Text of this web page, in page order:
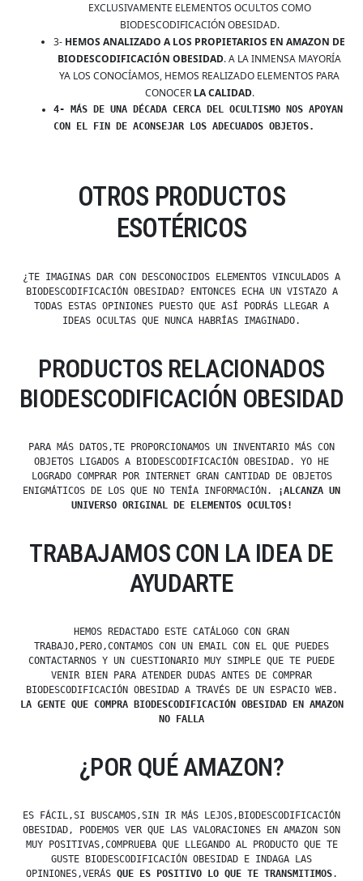
EXCLUSIVAMENTE ELEMENTOS OCULTOS COMO
BIODESCODIFICACIÓN OBESIDAD.
3- HEMOS ANALIZADO A LOS PROPIETARIOS EN AMAZON DE
BIODESCODIFICACIÓN OBESIDAD. A LA INMENSA MAYORÍA
YA LOS CONOCÍAMOS, HEMOS REALIZADO ELEMENTOS PARA
CONOCER LA CALIDAD.
4- MÁS DE UNA DÉCADA CERCA DEL OCULTISMO NOS APOYAN
CON EL FIN DE ACONSEJAR LOS ADECUADOS OBJETOS.
OTROS PRODUCTOS
ESOTÉRICOS
¿TE IMAGINAS DAR CON DESCONOCIDOS ELEMENTOS VINCULADOS A
BIODESCODIFICACIÓN OBESIDAD? ENTONCES ECHA UN VISTAZO A
TODAS ESTAS OPINIONES PUESTO QUE ASÍ PODRÁS LLEGAR A
IDEAS OCULTAS QUE NUNCA HABRÍAS IMAGINADO.
PRODUCTOS RELACIONADOS
BIODESCODIFICACIÓN OBESIDAD
PARA MÁS DATOS,TE PROPORCIONAMOS UN INVENTARIO MÁS CON
OBJETOS LIGADOS A BIODESCODIFICACIÓN OBESIDAD. YO HE
LOGRADO COMPRAR POR INTERNET GRAN CANTIDAD DE OBJETOS
ENIGMÁTICOS DE LOS QUE NO TENÍA INFORMACIÓN.
¡ALCANZA UN
UNIVERSO ORIGINAL DE ELEMENTOS OCULTOS!
TRABAJAMOS CON LA IDEA DE
AYUDARTE
HEMOS REDACTADO ESTE CATÁLOGO CON GRAN
TRABAJO,PERO,CONTAMOS CON UN EMAIL CON EL QUE PUEDES
CONTACTARNOS Y UN CUESTIONARIO MUY SIMPLE QUE TE PUEDE
VENIR BIEN PARA ATENDER DUDAS ANTES DE COMPRAR
BIODESCODIFICACIÓN OBESIDAD A TRAVÉS DE UN ESPACIO WEB.
LA GENTE QUE COMPRA BIODESCODIFICACIÓN OBESIDAD EN AMAZON
NO FALLA
¿POR QUÉ AMAZON?
ES FÁCIL,SI BUSCAMOS,SIN IR MÁS LEJOS,BIODESCODIFICACIÓN
OBESIDAD, PODEMOS VER QUE LAS VALORACIONES EN AMAZON SON
MUY POSITIVAS,COMPRUEBA QUE LLEGANDO AL PRODUCTO QUE TE
GUSTE BIODESCODIFICACIÓN OBESIDAD E INDAGA LAS
OPINIONES,VERÁS QUE ES POSITIVO LO QUE TE TRANSMITIMOS.